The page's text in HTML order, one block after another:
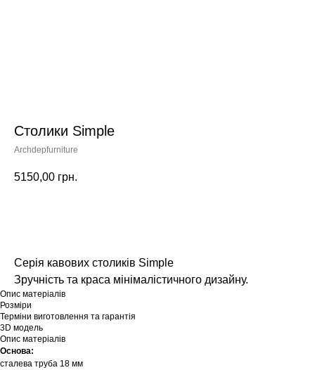
Столики Simple
Archdepfurniture
5150,00 грн.
Серія кавових столиків Simple
Зручність та краса мінімалістичного дизайну.
Опис матеріалів
Розміри
Терміни виготовлення та гарантія
3D модель
Опис матеріалів
Основа:
сталева труба 18 мм